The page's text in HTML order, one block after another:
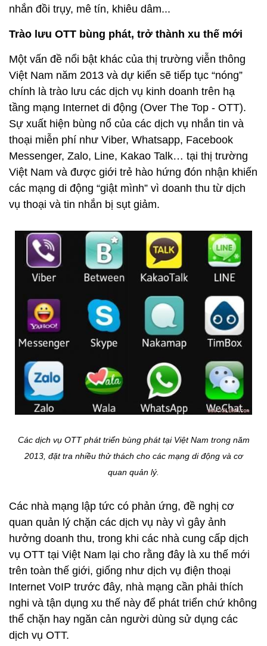
nhắn đồi trụy, mê tín, khiêu dâm...
Trào lưu OTT bùng phát, trở thành xu thế mới
Một vấn đề nổi bật khác của thị trường viễn thông
Việt Nam năm 2013 và dự kiến sẽ tiếp tục “nóng”
chính là trào lưu các dịch vụ kinh doanh trên hạ
tầng mạng Internet di động (Over The Top - OTT).
Sự xuất hiện bùng nổ của các dịch vụ nhắn tin và
thoại miễn phí như Viber, Whatsapp, Facebook
Messenger, Zalo, Line, Kakao Talk… tại thị trường
Việt Nam và được giới trẻ hào hứng đón nhận khiến
các mạng di động “giật mình” vì doanh thu từ dịch
vụ thoại và tin nhắn bị sụt giảm.
Các dịch vụ OTT phát triển bùng phát tại Việt Nam trong năm
2013, đặt tra nhiều thử thách cho các mạng di động và cơ
quan quản lý.
Các nhà mạng lập tức có phản ứng, đề nghị cơ
quan quản lý chặn các dịch vụ này vì gây ảnh
hưởng doanh thu, trong khi các nhà cung cấp dịch
vụ OTT tại Việt Nam lại cho rằng đây là xu thế mới
trên toàn thế giới, giống như dịch vụ điện thoại
Internet VoIP trước đây, nhà mạng cần phải thích
nghi và tận dụng xu thế này để phát triển chứ không
thể chặn hay ngăn cản người dùng sử dụng các
dịch vụ OTT.